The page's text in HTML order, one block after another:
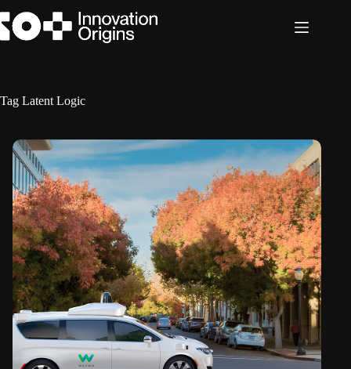
naar
de
Tag Latent Logic